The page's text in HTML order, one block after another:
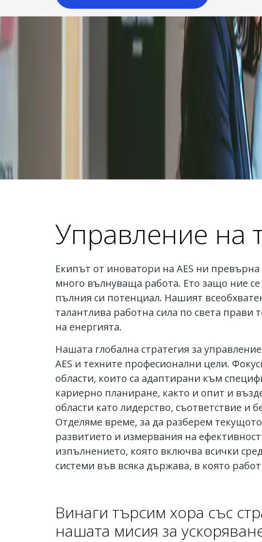
Управление на
Екипът от иноватори на AES ни
много вълнуваща работа. Ето защо ние
пълния си потенциал. Нашият
талантлива работна сила по света
на енергията.
Нашата глобална стратегия за
AES и техните професионални цели.
области, които са адаптирани към
кариерно планиране, както и опит и
области като лидерство, съответствие и
Отделяме време, за да разберем
развитието и измервания на
изпълнението, която включва всички
системи във всяка държава, в която
Винаги търсим хора със
нашата мисия за